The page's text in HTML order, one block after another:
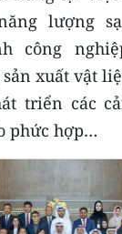
lượng
công
xuất vật
triển các
phức hợp…